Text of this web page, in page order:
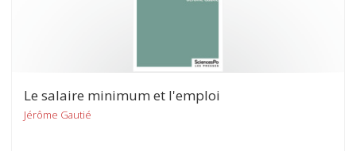
Le salaire minimum et l'emploi
Jérôme Gautié